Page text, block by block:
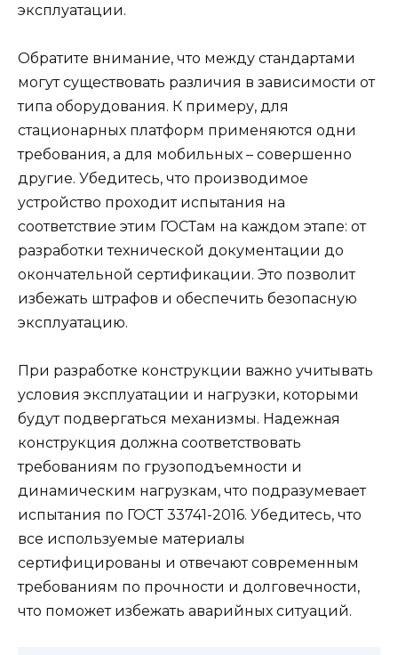
эксплуатации.
Обратите внимание, что между стандартами
могут существовать различия в зависимости от
типа оборудования. К примеру, для
стационарных платформ применяются одни
требования, а для мобильных – совершенно
другие. Убедитесь, что производимое
устройство проходит испытания на
соответствие этим ГОСТам на каждом этапе: от
разработки технической документации до
окончательной сертификации. Это позволит
избежать штрафов и обеспечить безопасную
эксплуатацию.
При разработке конструкции важно учитывать
условия эксплуатации и нагрузки, которыми
будут подвергаться механизмы. Надежная
конструкция должна соответствовать
требованиям по грузоподъемности и
динамическим нагрузкам, что подразумевает
испытания по ГОСТ 33741-2016. Убедитесь, что
все используемые материалы
сертифицированы и отвечают современным
требованиям по прочности и долговечности,
что поможет избежать аварийных ситуаций.